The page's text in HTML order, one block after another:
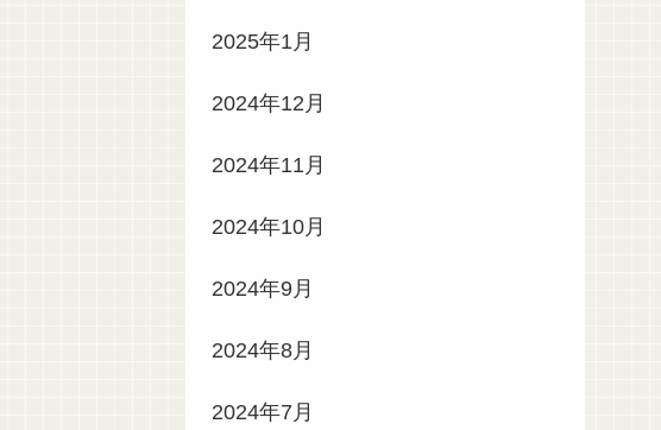
2025年1月
2024年12月
2024年11月
2024年10月
2024年9月
2024年8月
2024年7月